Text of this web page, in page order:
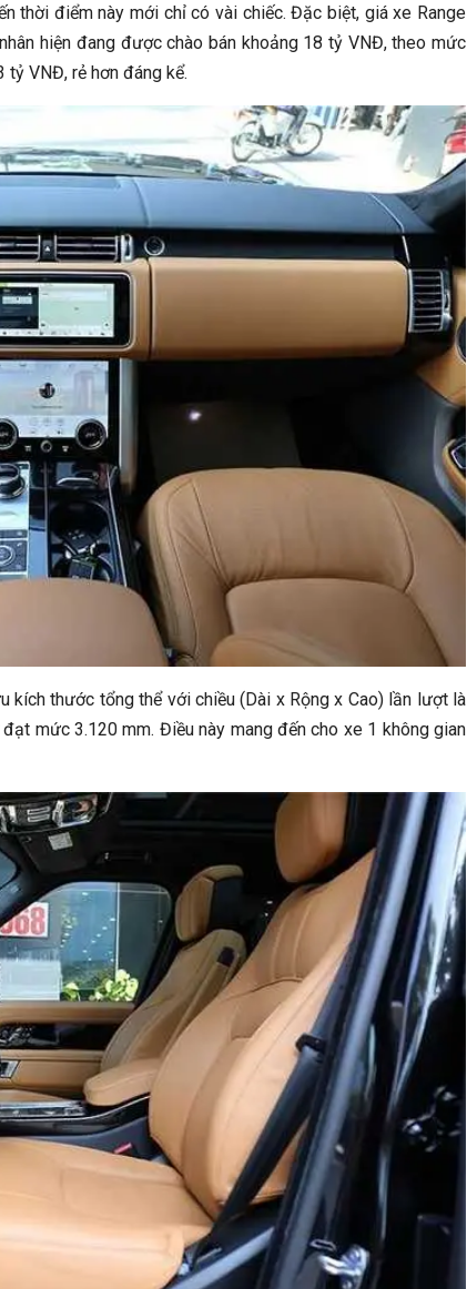
thời điểm này mới chỉ có vài chiếc. Đặc biệt, giá xe Range
hiện đang được chào bán khoảng 18 tỷ VNĐ, theo mức
VNĐ, rẻ hơn đáng kể.
kích thước tổng thể với chiều (Dài x Rộng x Cao) lần lượt là
mức 3.120 mm. Điều này mang đến cho xe 1 không gian